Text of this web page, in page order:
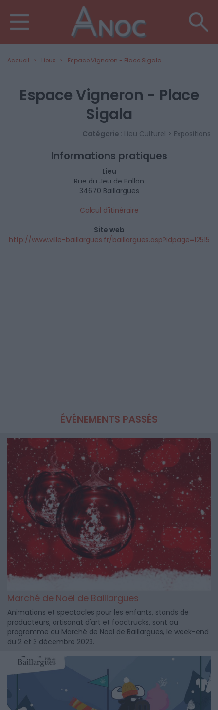
Accueil Lieux Espace Vigneron - Place Sigala
Espace Vigneron - Place
Sigala
Catégorie : Lieu Culturel > Expositions
Informations pratiques
Lieu
Rue du Jeu de Ballon
34670 Baillargues
Calcul d'itinéraire
Site web
http://www.ville-baillargues.fr/baillargues.asp?idpage=12515
ÉVÉNEMENTS PASSÉS
Marché de Noël de Baillargues
Animations et spectacles pour les enfants, stands de
producteurs, artisanat d'art et foodtrucks, sont au
programme du Marché de Noël de Baillargues, le week-end
du 2 et 3 décembre 2023.